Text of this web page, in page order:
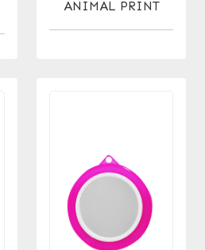
ANIMAL PRINT